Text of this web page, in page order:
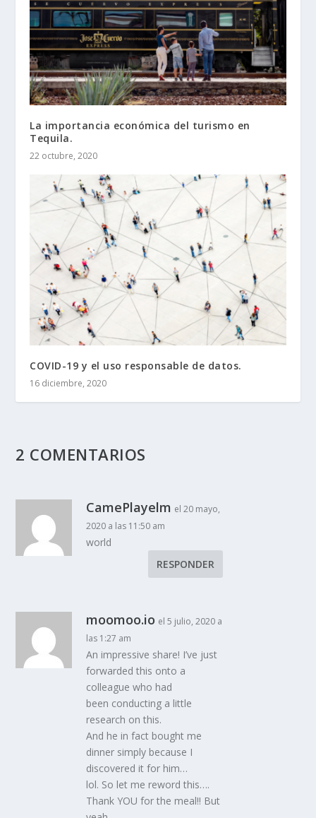
La importancia económica del turismo en
Tequila.
22 octubre, 2020
COVID-19 y el uso responsable de datos.
16 diciembre, 2020
2 COMENTARIOS
CamePlayelm el 20 mayo,
2020 a las 11:50 am
world
RESPONDER
moomoo.io el 5 julio, 2020 a
las 1:27 am
An impressive share! I’ve just
forwarded this onto a
colleague who had
been conducting a little
research on this.
And he in fact bought me
dinner simply because I
discovered it for him…
lol. So let me reword this….
Thank YOU for the meal!! But